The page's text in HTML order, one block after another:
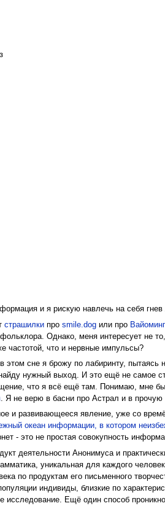
и я рискую навлечь на себя
страшилкипро smile.dogили про
Однако, меня интересует не
частотой, что и нервные импульсы?
этом сне я брожу по лабиринту,
нужный выход. И это ещё не самое
что я всё ещё там. Понимаю, мне
. Я не верю в басни про Астрал и в
и развивающееся явление, уже со
океан информации, в котором
- это не простая совокупность
деятельности Анонимуса и
уникальная для каждого
по продуктам его письменного
индивиды, близкие по
Ещё один способ